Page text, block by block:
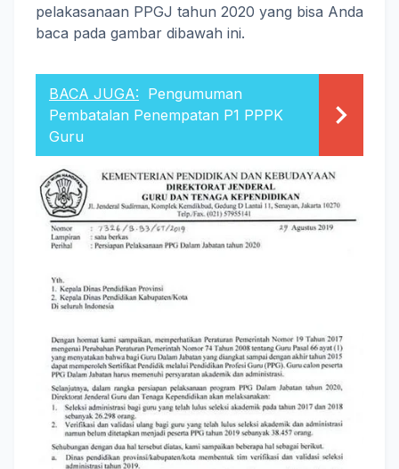
pelakasanaan PPGJ tahun 2020 yang bisa Anda
baca pada gambar dibawah ini.
BACA JUGA: Pengumuman
Pembatalan Penempatan P1 PPPK
Guru